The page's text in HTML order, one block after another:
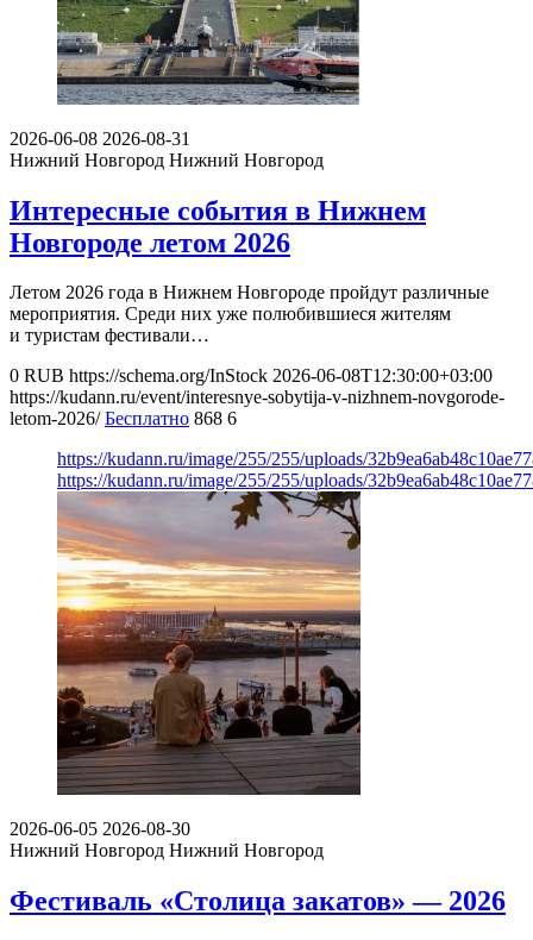
2026-06-08 2026-08-31
Нижний Новгород Нижний Новгород
Интересные события в Нижнем
Новгороде летом 2026
Летом 2026 года в Нижнем Новгороде пройдут различные
мероприятия. Среди них уже полюбившиеся жителям
и туристам фестивали…
0 RUB https://schema.org/InStock 2026-06-08T12:30:00+03:00
https://kudann.ru/event/interesnye-sobytija-v-nizhnem-novgorode-
letom-2026/ Бесплатно 868 6
https://kudann.ru/image/255/255/uploads/
https://kudann.ru/image/255/255/uploads/
2026-06-05 2026-08-30
Нижний Новгород Нижний Новгород
Фестиваль «Столица закатов» — 2026